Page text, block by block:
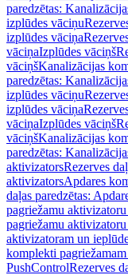
paredzētas:
izplūdes vāciņu
izplūdes vāciņa
vāciņaIzplūdes vāciņš
vāciņšKanalizācijas
paredzētas:
izplūdes vāciņu
izplūdes vāciņa
vāciņaIzplūdes vāciņš
vāciņšKanalizācijas
paredzētas:
aktivizatorsRezerves
aktivizatorsApdares
daļas paredzētas:
pagriežamu
pagriežamu
aktivizatoram un
komplekti
PushControlRezerves